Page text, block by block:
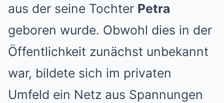
aus der seine Tochter Petra
geboren wurde. Obwohl dies in der
Öffentlichkeit zunächst unbekannt
war, bildete sich im privaten
Umfeld ein Netz aus Spannungen